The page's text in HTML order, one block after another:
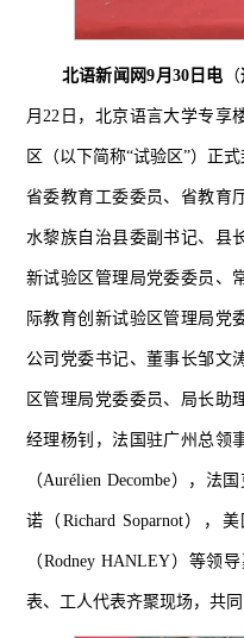
北语新闻网9月30日电 （
月22日，北京语言大学专享
区（以下简称“试验区”）正
省委教育工委委员、省教育
水黎族自治县委副书记、县
新试验区管理局党委委员、
际教育创新试验区管理局党
公司党委书记、董事长邹文
区管理局党委委员、局长助
经理杨钊，法国驻广州总领
（Aurélien Decombe），法
诺（Richard Soparnot），
（Rodney HANLEY）等领
表、工人代表齐聚现场，共